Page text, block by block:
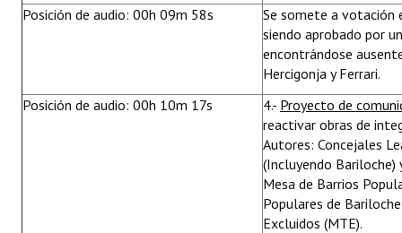
Posición de audio: 00h 09m 58s
Se somete a votación
siendo aprobado por
encontrándose
Hercigonja y Ferrari.
Posición de audio: 00h 10m 17s
4.- Proyecto de
reactivar obras de
Autores: Concejales
(Incluyendo Bariloche)
Mesa de Barrios
Populares de
Excluidos (MTE).